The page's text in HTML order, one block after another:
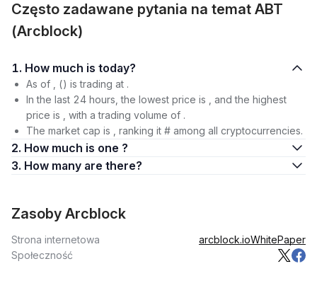
Często zadawane pytania na temat ABT
(Arcblock)
1. How much is today?
As of , () is trading at .
In the last 24 hours, the lowest price is , and the highest
price is , with a trading volume of .
The market cap is , ranking it # among all cryptocurrencies.
2. How much is one ?
3. How many are there?
Zasoby Arcblock
Strona internetowa arcblock.ioWhitePaper
Społeczność